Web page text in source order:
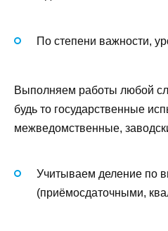
По степени важности,
Выполняем работы любой
будь то государственные
межведомственные,
Учитываем деление по
(приёмосдаточными,